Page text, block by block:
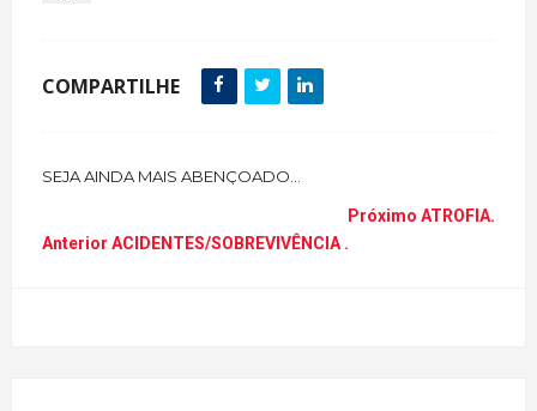
COMPARTILHE
SEJA AINDA MAIS ABENÇOADO...
Próximo ATROFIA.
Anterior ACIDENTES/SOBREVIVÊNCIA .